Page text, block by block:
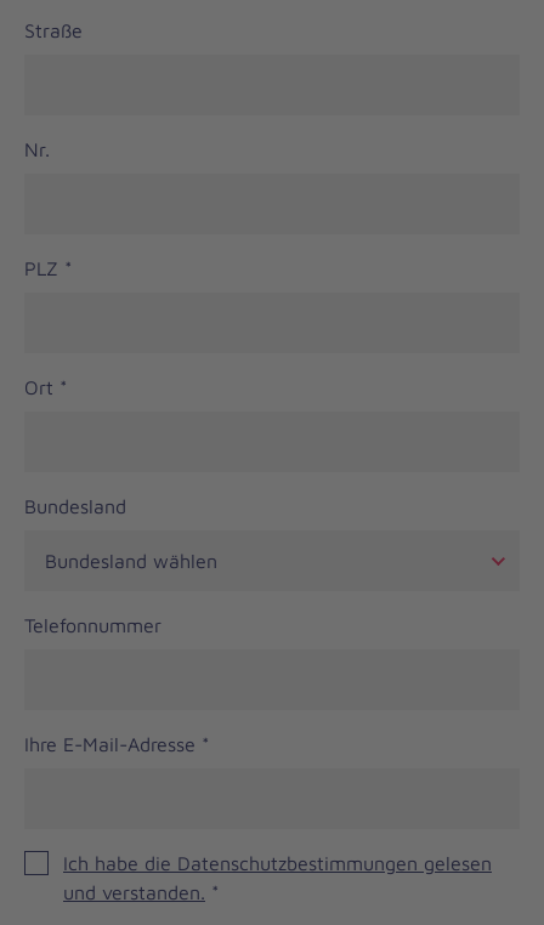
Straße
Nr.
PLZ *
Ort *
Bundesland
Telefonnummer
Ihre E-Mail-Adresse *
Ich habe die Datenschutzbestimmungen gelesen
und verstanden. *